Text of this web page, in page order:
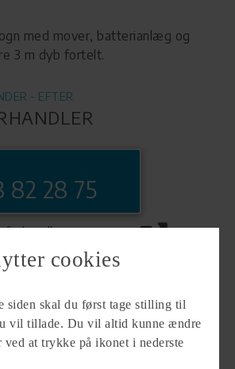
med mover, batterianlæg og
3 m dyb fortelt.
- EFTER
82 28 75
forhandlerens
cookies
siden skal du først tage stilling til
vil tillade. Du vil altid kunne ændre
at trykke på ikonet i nederste